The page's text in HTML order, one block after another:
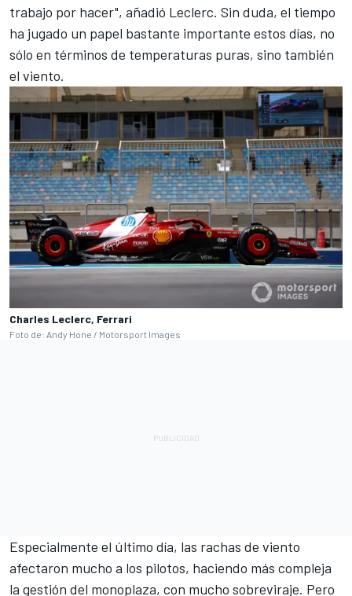
trabajo por hacer", añadió Leclerc. Sin duda, el tiempo
ha jugado un papel bastante importante estos días, no
sólo en términos de temperaturas puras, sino también
el viento.
Charles Leclerc, Ferrari
Foto de: Andy Hone / Motorsport Images
Especialmente el último día, las rachas de viento
afectaron mucho a los pilotos, haciendo más compleja
la gestión del monoplaza, con mucho sobreviraje. Pero